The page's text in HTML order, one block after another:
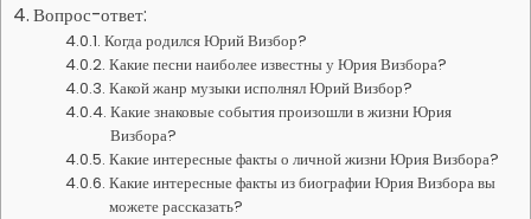
Вопрос-ответ:
Когда родился Юрий Визбор?
Какие песни наиболее известны у Юрия Визбора?
Какой жанр музыки исполнял Юрий Визбор?
Какие знаковые события произошли в жизни Юрия
Визбора?
Какие интересные факты о личной жизни Юрия Визбора?
Какие интересные факты из биографии Юрия Визбора вы
можете рассказать?